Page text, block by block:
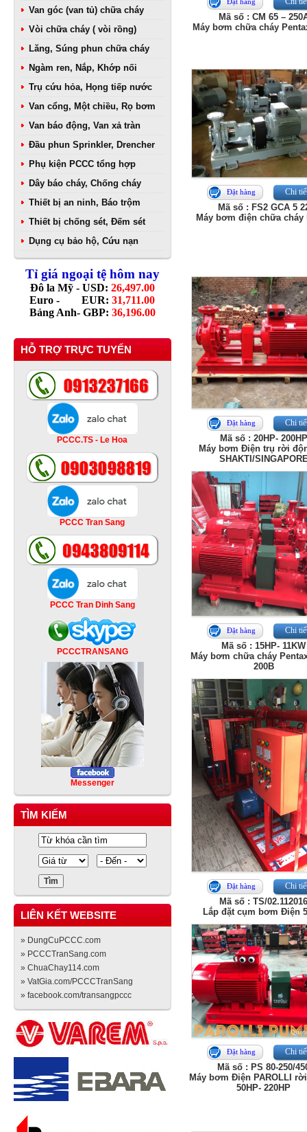
Van góc (van tủ) chữa cháy
Vòi chữa cháy ( vòi rồng)
Lăng, Súng phun chữa cháy
Ngàm ren, Nắp, Khớp nối
Trụ cứu hỏa, Họng tiếp nước
Van cổng, Một chiều, Rọ bơm
Van báo động, Van xả tràn
Đầu phun Sprinkler, Drencher
Phụ kiện PCCC tổng hợp
Dây báo cháy, Chống cháy
Thiết bị an ninh, Báo trộm
Thiết bị chống sét, Đếm sét
Dụng cụ bảo hộ, Cứu nạn
Tỉ giá ngoại tệ hôm nay
Đô la Mỹ - USD: 26,497.00
Euro - EUR: 31,711.00
Bảng Anh- GBP: 36,196.00
HỖ TRỢ TRỰC TUYẾN
PCCC.TS - Le Hoa
PCCC Tran Sang
PCCC Tran Dinh Sang
PCCCTRANSANG
Messenger
TÌM KIẾM
LIÊN KẾT WEBSITE
» DungCuPCCC.com
» PCCCTranSang.com
» ChuaChay114.com
» VatGia.com/PCCCTranSang
» facebook.com/transangpccc
Mã số : CM 65 –
Máy bơm chữa cháy
Đặt hàng Chi
Mã số : FS2 GCA 5
Máy bơm điện chữa cháy
Đặt hàng Chi
Mã số : 20HP- 200HP
Máy bơm Điện trụ rời
SHAKTI/
Đặt hàng Chi
Mã số : 15HP- 11KW
Máy bơm chữa cháy
200B
Đặt hàng Chi
Mã số : TS/
Lắp đặt cụm bơm Điện
Đặt hàng Chi
Mã số : PS 80-250/
Máy bơm Điện PAROLLI
50HP- 220HP